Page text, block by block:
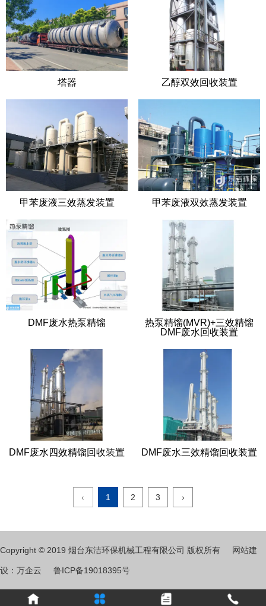
塔器 乙醇双效回收装置
甲苯废液三效蒸发装置 甲苯废液双效蒸发装置
DMF废水热泵精馏
热泵精馏(MVR)+三效精馏
DMF废水回收装置
DMF废水四效精馏回收装置 DMF废水三效精馏回收装置
‹ 1 2 3 ›
烟台东洁环保机械工程有限公司成立于1998年，专业从事DMF废
水、废气和甲苯废液、废气治理，系山东省高新技术企业，第一、第
Copyright © 2019 烟台东洁环保机械工程有限公司 版权所有 网站建
设：万企云 鲁ICP备19018395号